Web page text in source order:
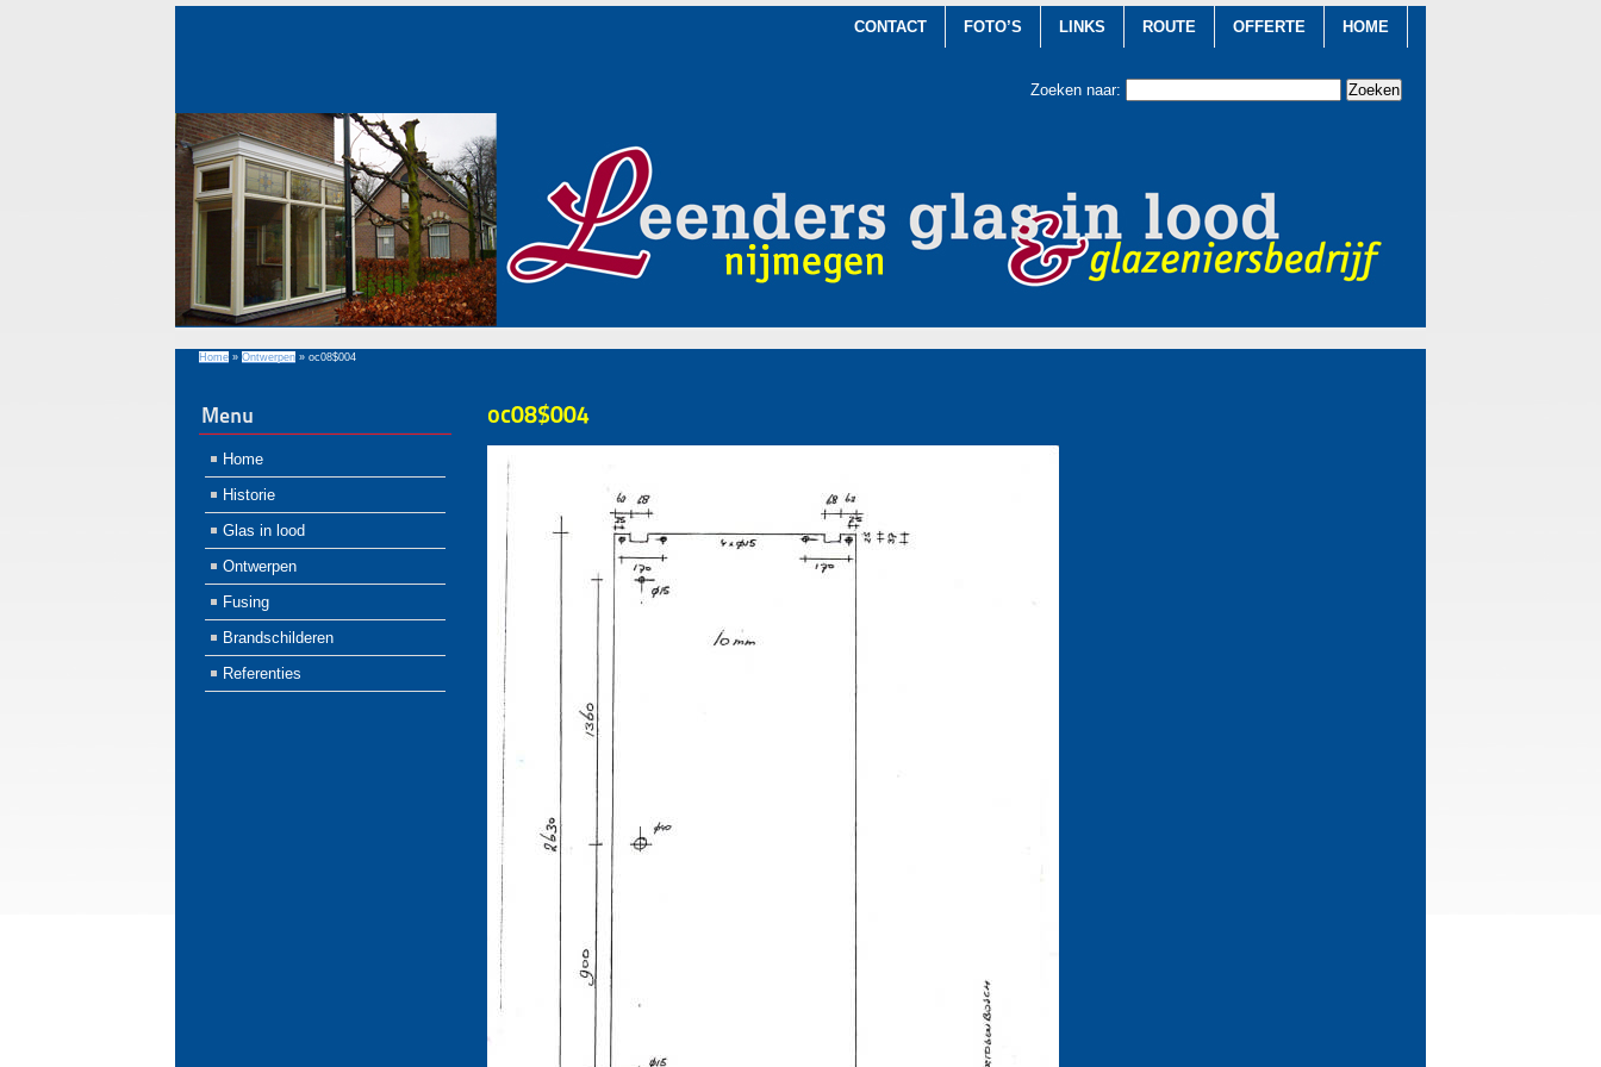
CONTACT FOTO’S LINKS ROUTE OFFERTE HOME
Zoeken naar:
Home » Ontwerpen » oc08$004
Menu
Home
Historie
Glas in lood
Ontwerpen
Fusing
Brandschilderen
Referenties
oc08$004